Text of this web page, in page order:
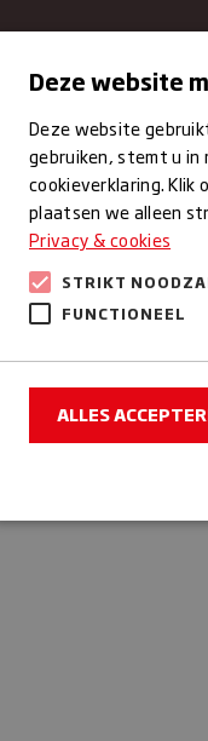
Dinsdag
Woensdag
07:30
Donderdag
07:30
Vrijdag
Zaterdag
Zondag
Deze website
Deze website
gebruiken, stemt u in
cookieverklaring. Klik
plaatsen we alleen
Privacy & cookies
STRIKT
FUNCTIONEEL
ALLES